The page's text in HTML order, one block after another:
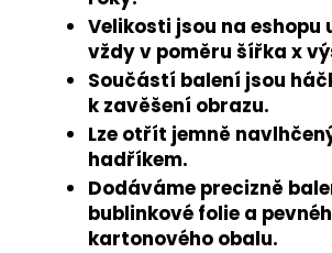
Velikosti jsou na eshopu
vždy v poměru šířka x
Součástí balení jsou
k zavěšení obrazu.
Lze otřít jemně
hadříkem.
Dodáváme precizně
bublinkové folie a
kartonového obalu.